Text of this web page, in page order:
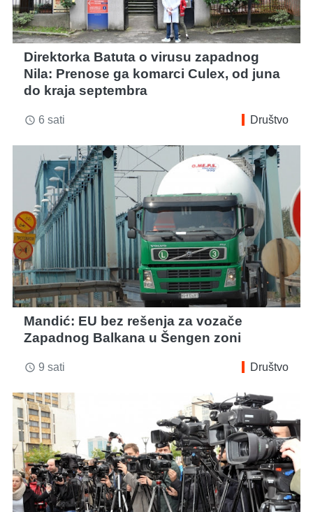
Direktorka Batuta o virusu zapadnog
Nila: Prenose ga komarci Culex, od juna
do kraja septembra
access_time 6 sati Društvo
Mandić: EU bez rešenja za vozače
Zapadnog Balkana u Šengen zoni
access_time 9 sati Društvo